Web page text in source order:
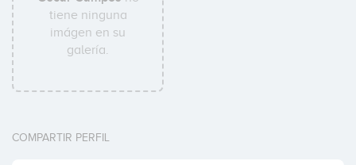
tiene ninguna
imágen en su
galería.
COMPARTIR PERFIL